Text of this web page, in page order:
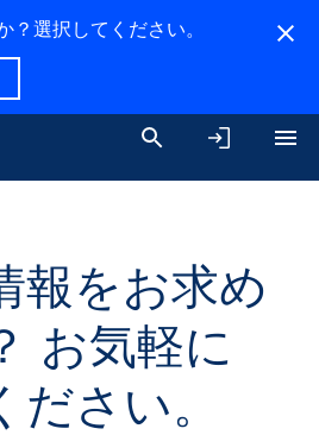
？選択してください。
報をお求め
お気軽に
さい。